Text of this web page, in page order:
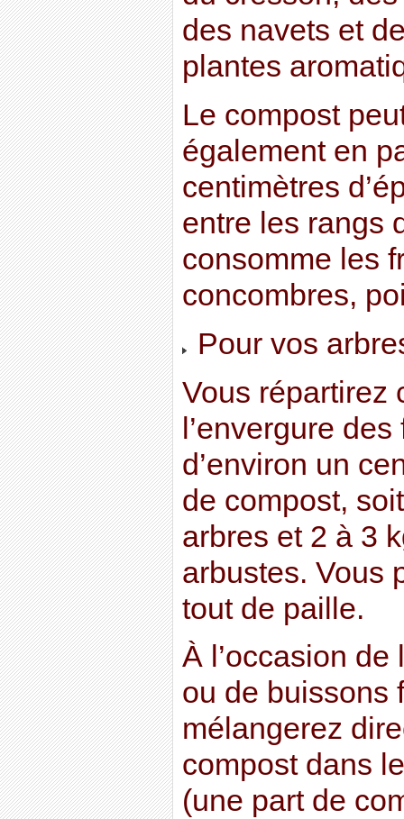
des navets et
plantes
Le compost
également en
centimètres
entre les rangs
consomme les
concombres,
Pour vos
Vous répartirez
l’envergure
d’environ un
de compost,
arbres et 2 à 3
arbustes. Vous
tout de paille.
À l’occasion de
ou de buissons
mélangerez
compost dans
(une part de